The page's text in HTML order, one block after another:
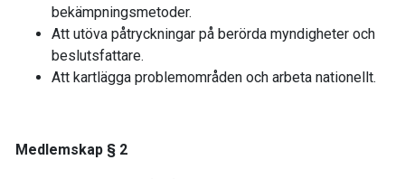
bekämpningsmetoder.
Att utöva påtryckningar på berörda myndigheter och
beslutsfattare.
Att kartlägga problemområden och arbeta nationellt.
Medlemskap § 2